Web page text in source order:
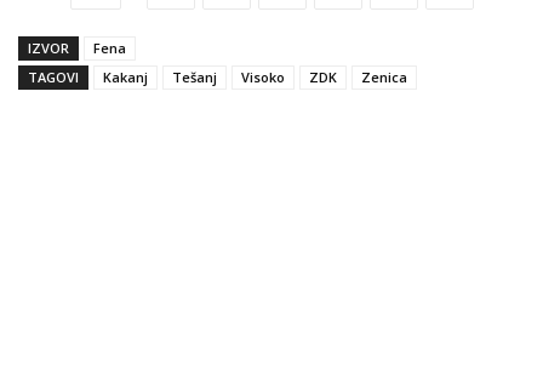
IZVOR
Fena
TAGOVI
Kakanj Tešanj Visoko ZDK Zenica